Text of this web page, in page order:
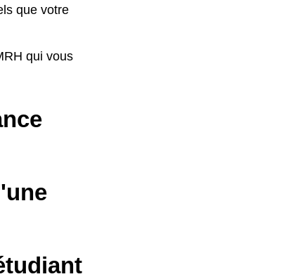
que votre
qui vous